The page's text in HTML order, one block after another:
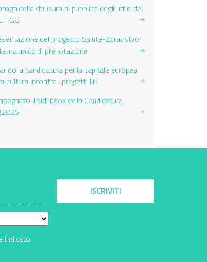
della chiusura al pubblico degli uffici del
GO
del progetto Salute-Zdravstvo:
unico di prenotazione
la candidatura per la capitale europea
cultura incontra i progetti ITI
il bid-book della Candidatura
indicato
ISCRIVITI